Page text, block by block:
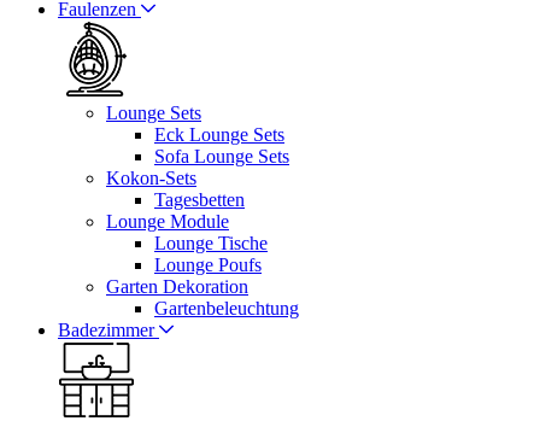
Faulenzen
Lounge Sets
Eck Lounge Sets
Sofa Lounge Sets
Kokon-Sets
Tagesbetten
Lounge Module
Lounge Tische
Lounge Poufs
Garten Dekoration
Gartenbeleuchtung
Badezimmer